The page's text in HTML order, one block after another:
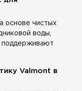
основе чистых
воды,
Valmont в